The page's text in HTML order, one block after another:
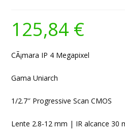
125,84 €
CÃ¡mara IP 4 Megapixel
Gama Uniarch
1/2.7″ Progressive Scan CMOS
Lente 2.8-12 mm | IR alcance 30